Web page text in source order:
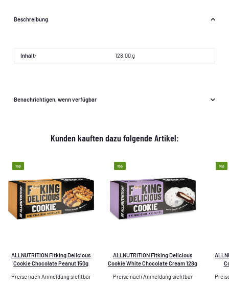
Beschreibung
Inhalt: 128,00 g
Benachrichtigen, wenn verfügbar
Kunden kauften dazu folgende Artikel:
Top
ALLNUTRITION Fitking Delicious
Cookie Chocolate Peanut 150g
Preise nach Anmeldung sichtbar
Top
ALLNUTRITION Fitking Delicious
Cookie White Chocolate Cream 128g
Preise nach Anmeldung sichtbar
Top